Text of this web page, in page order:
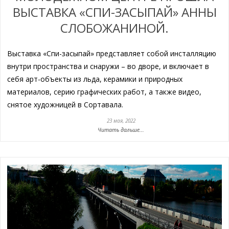
ВЫСТАВКА «СПИ-ЗАСЫПАЙ» АННЫ
СЛОБОЖАНИНОЙ.
Выставка «Спи-засыпай» представляет собой инсталляцию
внутри пространства и снаружи – во дворе, и включает в
себя арт-объекты из льда, керамики и природных
материалов, серию графических работ, а также видео,
снятое художницей в Сортавала.
23 мая, 2022
Читать дальше...